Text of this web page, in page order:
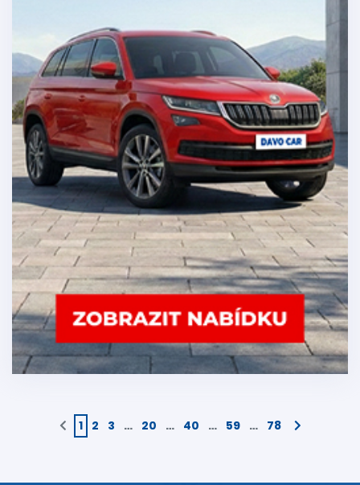
1 2 3 … 20 … 40 … 59 … 78